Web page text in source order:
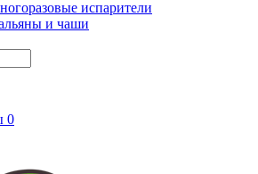
испарители
и чаши
0